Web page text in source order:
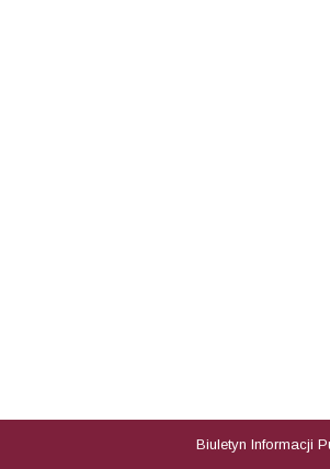
Biuletyn Informacji